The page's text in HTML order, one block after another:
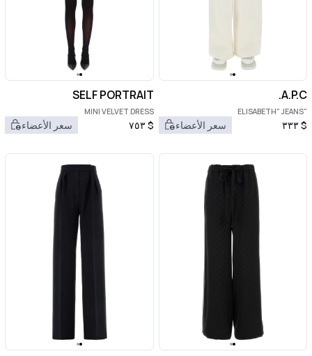
A.P.C.
"ELISABETH" JEANS
$٣٣٣ سعر الأعضاء
SELF PORTRAIT
MINI VELVET DRESS
$٧٥٣ سعر الأعضاء